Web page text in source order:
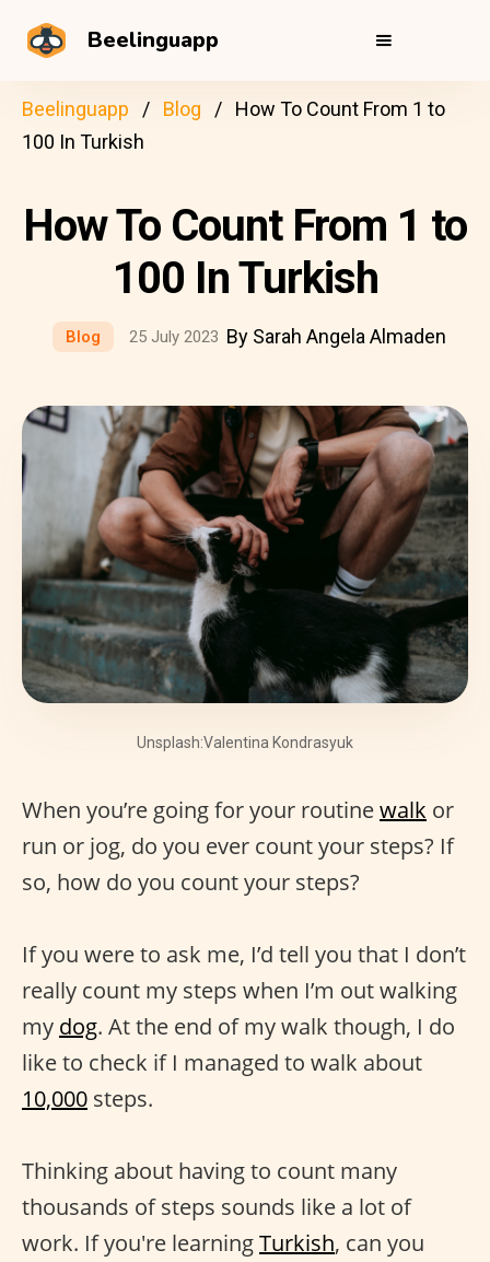
Beelinguapp
Beelinguapp Blog
How To Count From 1 to
100 In Turkish
How To Count From 1 to
100 In Turkish
Blog 25 July 2023 By Sarah Angela Almaden
Unsplash:Valentina Kondrasyuk
When you’re going for your routinewalk or
run or jog, do you ever count your steps? If
so, how do you count your steps?
If you were to ask me, I’d tell you that I don’t
really count my steps when I’m out walking
my dog. At the end of my walk though, I do
like to check if I managed to walk about
10,000 steps.
Thinking about having to count many
thousands of steps sounds like a lot of
work. If you're learningTurkish, can you